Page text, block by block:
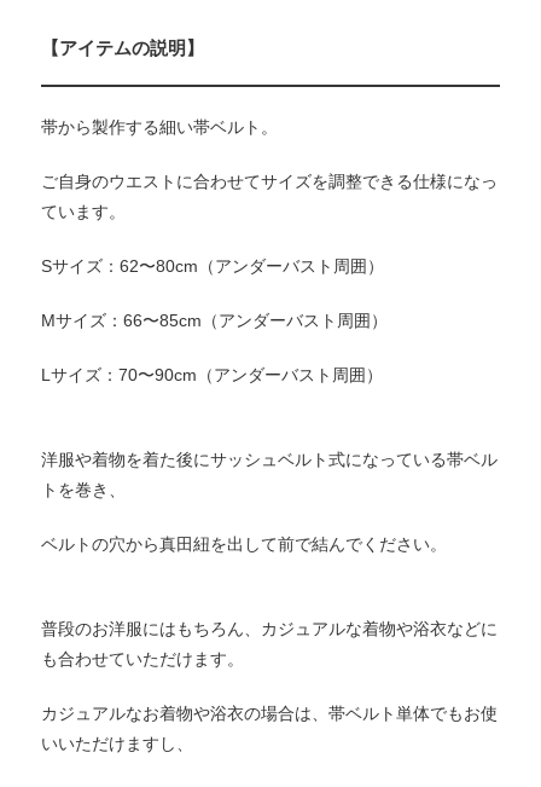
【アイテムの説明】
帯から製作する細い帯ベルト。
ご自身のウエストに合わせてサイズを調整できる仕様になっ
ています。
Sサイズ：62〜80cm（アンダーバスト周囲）
Mサイズ：66〜85cm（アンダーバスト周囲）
Lサイズ：70〜90cm（アンダーバスト周囲）
洋服や着物を着た後にサッシュベルト式になっている帯ベル
トを巻き、
ベルトの穴から真田紐を出して前で結んでください。
普段のお洋服にはもちろん、カジュアルな着物や浴衣などに
も合わせていただけます。
カジュアルなお着物や浴衣の場合は、帯ベルト単体でもお使
いいただけますし、